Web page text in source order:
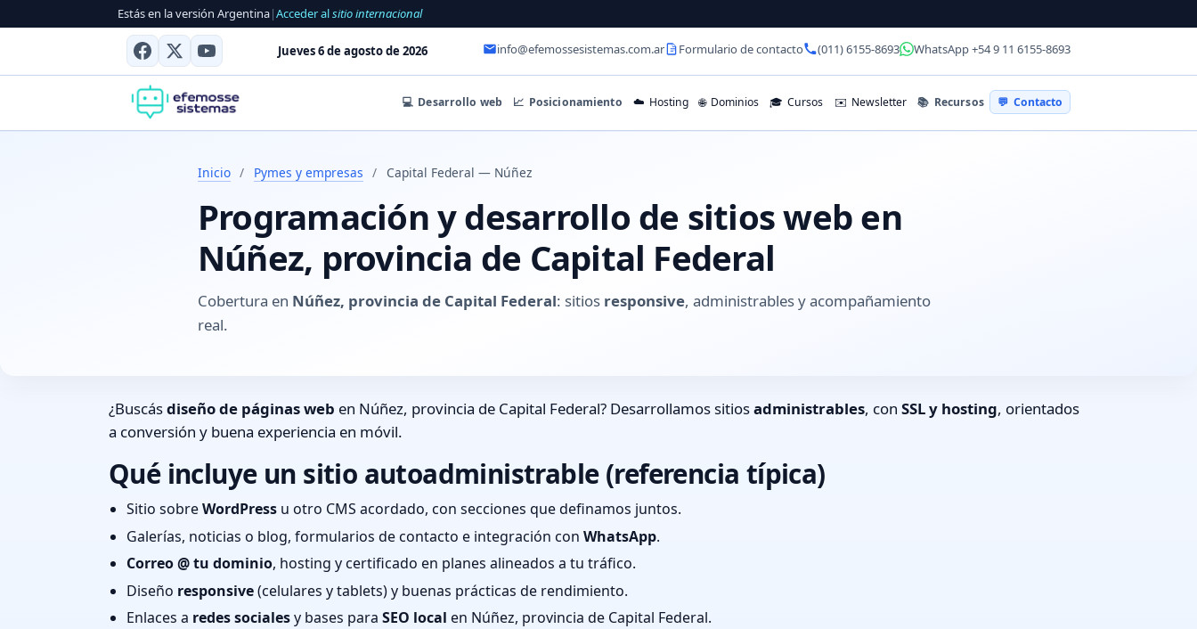
Estás en la versión Argentina|Acceder alsitio internacional
Jueves 6 de agosto de 2026 info@efemossesistemas.com.ar Formulario de contacto (011) 6155-8693 WhatsApp +54 9 11 6155-8693
💻 Desarrollo web 📈 Posicionamiento ☁️ Hosting 🌐 Dominios 🎓 Cursos ✉️ Newsletter 📚 Recursos 💬 Contacto
Inicio / Pymes y empresas / Capital Federal — Núñez
Programación y desarrollo de sitios web en
Núñez, provincia de Capital Federal
Cobertura en Núñez, provincia de Capital Federal: sitios responsive, administrables y acompañamiento
real.
¿Buscásdiseño de páginas web en Núñez, provincia de Capital Federal? Desarrollamos sitiosadministrables, con SSL y hosting, orientados
a conversión y buena experiencia en móvil.
Qué incluye un sitio autoadministrable (referencia típica)
Sitio sobreWordPress u otro CMS acordado, con secciones que definamos juntos.
Galerías, noticias o blog, formularios de contacto e integración con WhatsApp.
Correo @ tu dominio, hosting y certificado en planes alineados a tu tráfico.
Diseño responsive(celulares y tablets) y buenas prácticas de rendimiento.
Enlaces a redes socialesy bases para SEO local en Núñez, provincia de Capital Federal.